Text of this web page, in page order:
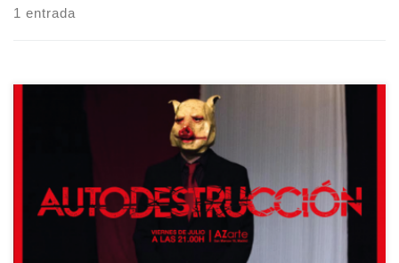
1 entrada
La Sala AZarte presentará el próximo viernes el último pase de
Autodestrucción tras colgar el cartel de «completo» en los tres
anteriores. La nueva obra de La Compañía del Krisol está basada
en parte de la trilogía de Esteve Soler; Contra el progreso y Contra
el amor. Estos textos han […]